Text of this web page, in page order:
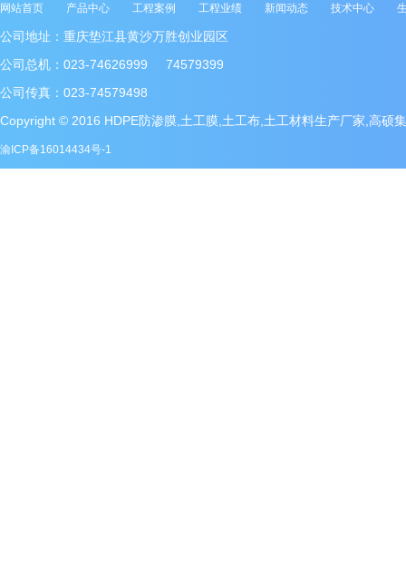
网站首页 产品中心 工程案例 工程业绩 新闻动态 技术中心
公司地址：重庆垫江县黄沙万胜创业园区
公司总机：023-74626999 74579399
公司传真：023-74579498
Copyright © 2016 HDPE防渗膜,土工膜,土工布,土工材料生产厂家,高硕
渝ICP备16014434号-1